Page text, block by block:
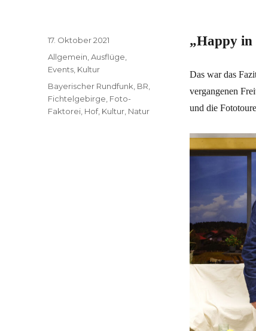
„Happy in
Das war das
vergangenen
und die
Veröffentlicht
am
17. Oktober 2021
Kategorien
Allgemein ,Ausflüge
Events Kultur
Schlagwörter
Bayerischer Rundfunk BR
Fichtelgebirge Foto-
Faktorei Hof, Kultur Natur